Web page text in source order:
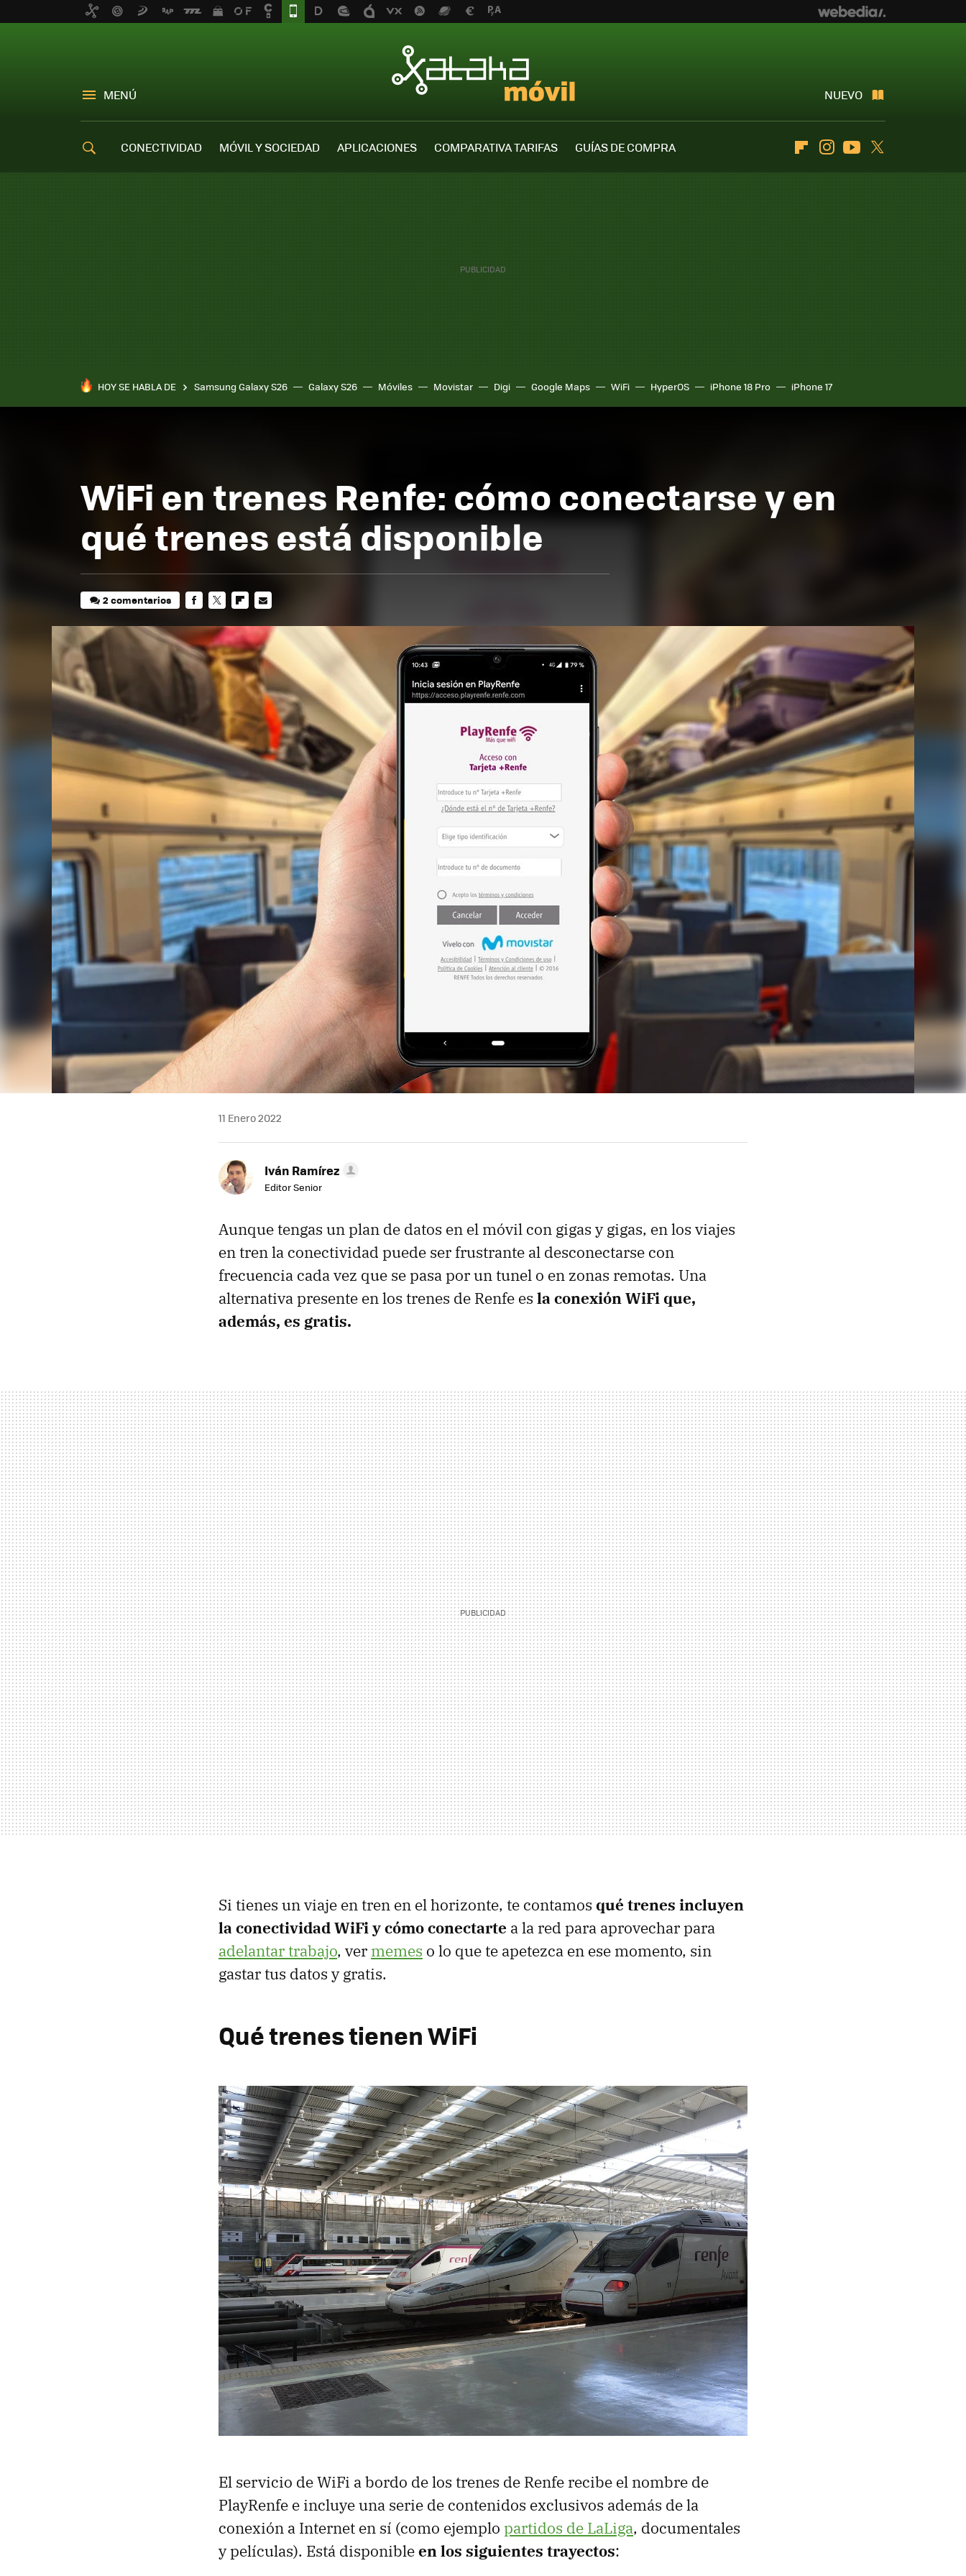
MENÚ NUEVO
CONECTIVIDAD MÓVIL Y SOCIEDAD APLICACIONES COMPARATIVA TARIFAS
GUÍAS DE COMPRA
FlipboardInstagramYoutube
HOY SE HABLA DE Samsung Galaxy S26 Galaxy S26 Móviles Movistar Digi Google Maps WiFi HyperOS iPhone 18 Pro iPhone 17
WiFi en trenes Renfe: cómo conectarse y en
qué trenes está disponible
2 comentarios
MAIL
11 Enero 2022
Iván Ramírez
Editor Senior
Aunque tengas un plan de datos en el móvil con gigas y gigas, en los viajes
en tren la conectividad puede ser frustrante al desconectarse con
frecuencia cada vez que se pasa por un tunel o en zonas remotas. Una
alternativa presente en los trenes de Renfe es la conexión WiFi que,
además, es gratis.
Si tienes un viaje en tren en el horizonte, te contamos qué trenes incluyen
la conectividad WiFi y cómo conectarte a la red para aprovechar para
adelantar trabajo, ver memes o lo que te apetezca en ese momento, sin
gastar tus datos y gratis.
Qué trenes tienen WiFi
El servicio de WiFi a bordo de los trenes de Renfe recibe el nombre de
PlayRenfe e incluye una serie de contenidos exclusivos además de la
conexión a Internet en sí (como ejemplo partidos de LaLiga, documentales
y películas). Está disponibleen los siguientes trayectos: